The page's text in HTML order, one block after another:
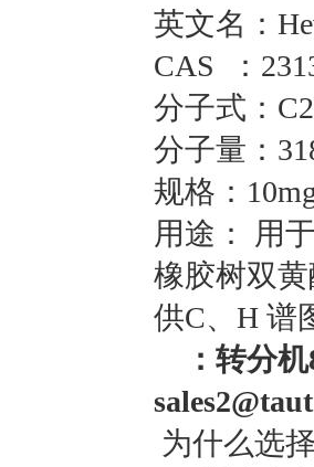
英文名：
CAS ：
分子式：
分子量：
规格：
用途： 用
橡胶树双
供C、H 谱
： 转分机
为什么选